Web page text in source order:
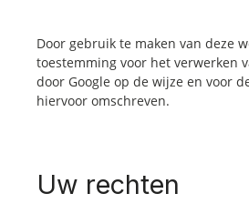
Door gebruik te maken van deze
toestemming voor het verwerken
door Google op de wijze en voor
hiervoor omschreven.
Uw rechten